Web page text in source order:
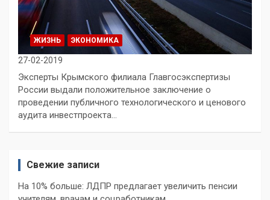
ЖИЗНЬ ЭКОНОМИКА
27-02-2019
Эксперты Крымского филиала Главгосэкспертизы
России выдали положительное заключение о
проведении публичного технологического и ценового
аудита инвестпроекта…
Свежие записи
На 10% больше: ЛДПР предлагает увеличить пенсии